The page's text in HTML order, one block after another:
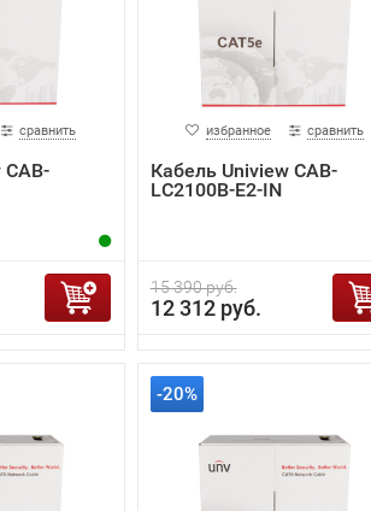
сравнить избранное сравнить
Кабель Uniview CAB-
LC2100B-E2-IN
15 390 руб.
12 312 руб.
-20%